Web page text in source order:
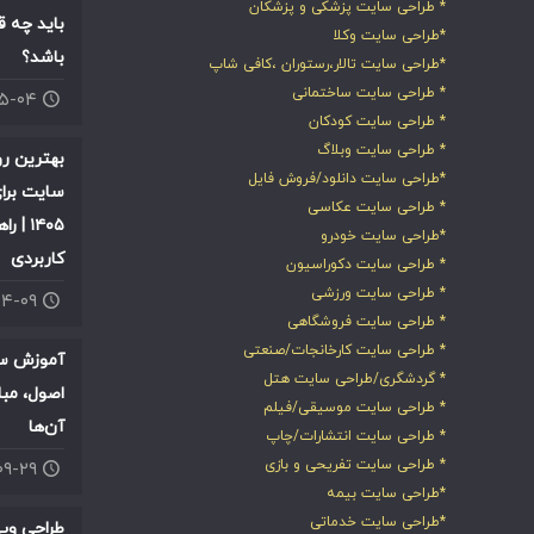
* طراحی سایت پزشکی و پزشکان
*طراحی سایت وکلا
*طراحی سایت تالار،رستوران ،کافی شاپ
* طراحی سایت ساختمانی
* طراحی سایت کودکان
* طراحی سایت وبلاگ
*طراحی سایت دانلود/فروش فایل
* طراحی سایت عکاسی
*طراحی سایت خودرو
* طراحی سایت دکوراسیون
* طراحی سایت ورزشی
* طراحی سایت فروشگاهی
* طراحی سایت کارخانجات/صنعتی
* گردشگری/طراحی سایت هتل
* طراحی سایت موسیقی/فیلم
* طراحی سایت انتشارات/چاپ
* طراحی سایت تفریحی و بازی
*طراحی سایت بیمه
*طراحی سایت خدماتی
باید چه
باشد؟
بهترین
سایت
کاربردی
آموزش
اصول،
آن‌ها
طراحی